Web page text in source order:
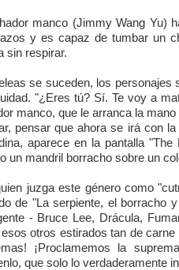
manco (Jimmy Wang Yu)
y es capaz de tumbar un
sin respirar.
se suceden, los
"¿Eres tú? Sí. Te voy a
manco, que le arranca la
pensar que ahora se irá con
aparece en la pantalla
un mandril borracho sobre un
juzga este género como
de "La serpiente, el borracho
- Bruce Lee, Drácula,
otros estirados tan de
¡Proclamemos la
que solo lo verdaderamente